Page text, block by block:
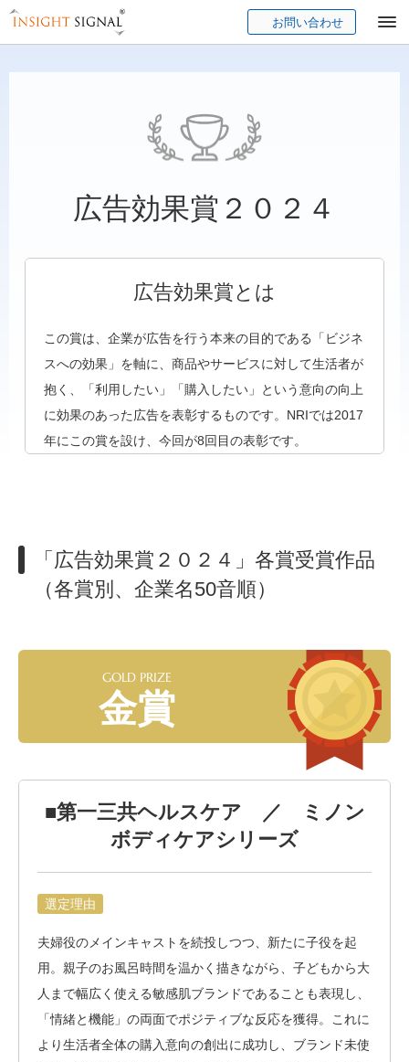
Insight Signal
お問い合わせ
広告効果賞２０２４
広告効果賞とは
この賞は、企業が広告を行う本来の目的である「ビジネ
スへの効果」を軸に、商品やサービスに対して生活者が
抱く、「利用したい」「購入したい」という意向の向上
に効果のあった広告を表彰するものです。NRIでは2017
年にこの賞を設け、今回が8回目の表彰です。
「広告効果賞２０２４」各賞受賞作品
（各賞別、企業名50音順）
GOLD PRIZE
金賞
■第一三共ヘルスケア ／ ミノン
ボディケアシリーズ
選定理由
夫婦役のメインキャストを続投しつつ、新たに子役を起
用。親子のお風呂時間を温かく描きながら、子どもから大
人まで幅広く使える敏感肌ブランドであることも表現し、
「情緒と機能」の両面でポジティブな反応を獲得。これに
より生活者全体の購入意向の創出に成功し、ブランド未使